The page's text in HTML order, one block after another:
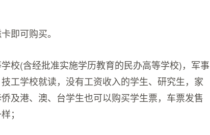
即可购买。
校(含经批准实施学历教育的民办高等学校)，军事
工学校就读，没有工资收入的学生、研究生，家
及港、澳、台学生也可以购买学生票，车票发售
；